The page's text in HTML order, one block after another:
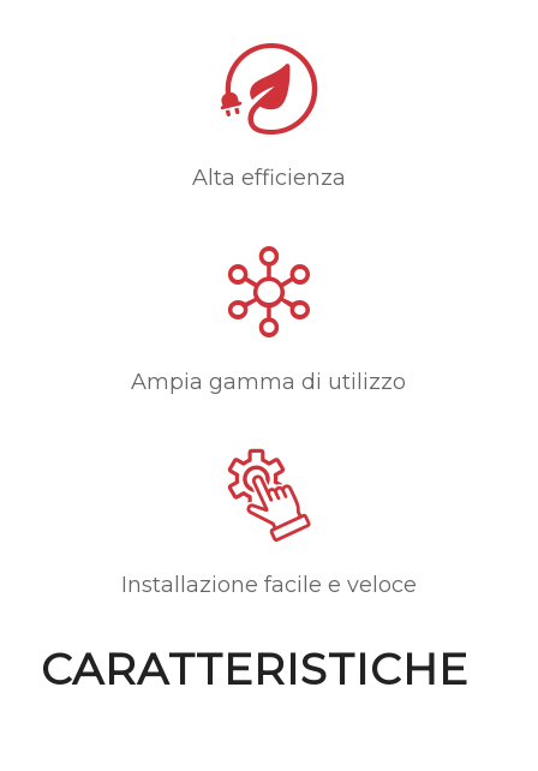
Alta efficienza
Ampia gamma di utilizzo
Installazione facile e veloce
CARATTERISTICHE